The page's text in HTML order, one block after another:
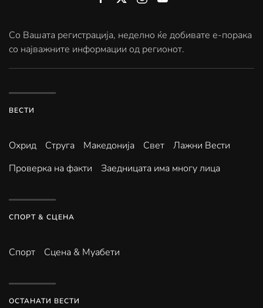
Со Вашата регистрација, неделно ќе добивате е-порака
со најважните информации од регионот.
ВЕСТИ
Охрид Струга Македонија Свет
Лажни Вести
Проверка на факти
Заедницата има многу лица
СПОРТ & СЦЕНА
Спорт Сцена & Муабети
ОСТАНАТИ ВЕСТИ